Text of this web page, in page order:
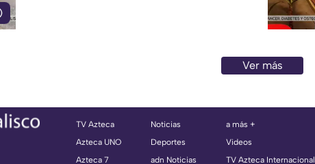
Ver más
TV Azteca
Azteca UNO
Azteca 7
Noticias
Deportes
adn Noticias
a más +
Videos
TV Azteca Internacional